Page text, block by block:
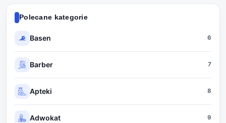
Polecane kategorie
Basen 6
Barber 7
Apteki 8
Adwokat 9